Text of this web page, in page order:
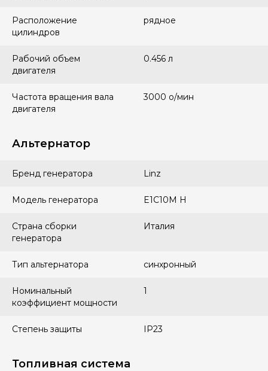
Расположение
цилиндров
рядное
Рабочий объем
двигателя
0.456 л
Частота вращения вала
двигателя
3000 о/мин
Альтернатор
Бренд генератора Linz
Модель генератора E1C10M H
Страна сборки
генератора
Италия
Тип альтернатора синхронный
Номинальный
коэффициент мощности
1
Степень защиты IP23
Топливная система